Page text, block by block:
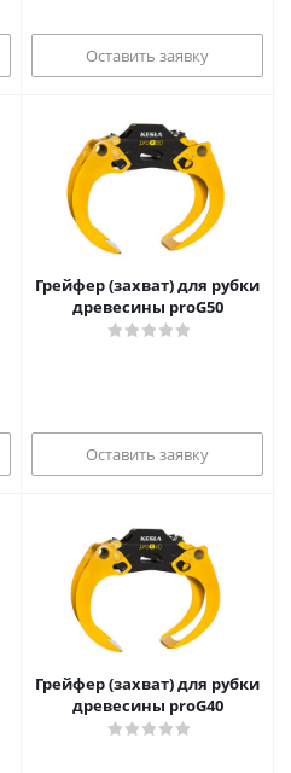
Оставить заявку
Грейфер (захват) для рубки
древесины proG50
Оставить заявку
Грейфер (захват) для рубки
древесины proG40